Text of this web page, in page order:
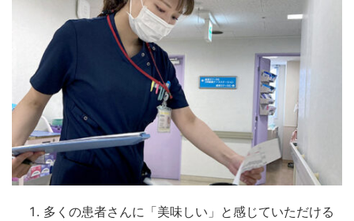
多くの患者さんに「美味しい」と感じていただける